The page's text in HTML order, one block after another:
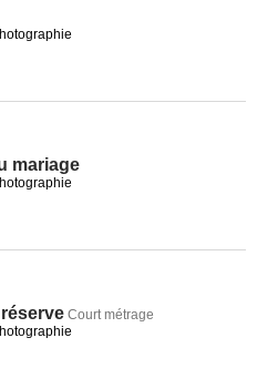
mariage
Court métrage